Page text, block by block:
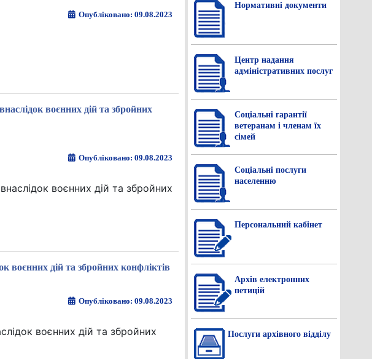
Опубліковано: 09.08.2023
воєнних дій та збройних
Опубліковано: 09.08.2023
воєнних дій та збройних
дій та збройних конфліктів
Опубліковано: 09.08.2023
воєнних дій та збройних
Нормативнi документи
Центр надання
адміністративних послуг
Соціальні гарантії
ветеранам і членам їх
сімей
Соціальні послуги
населенню
Персональний кабінет
Архів електронних
петицій
Послуги архівного відділу